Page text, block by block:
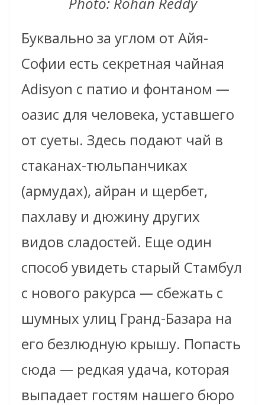
Буквально за углом от Айя-
Софии есть секретная чайная
Adisyon с патио и фонтаном —
оазис для человека, уставшего
от суеты. Здесь подают чай в
стаканах-тюльпанчиках
(армудах), айран и щербет,
пахлаву и дюжину других
видов сладостей. Еще один
способ увидеть старый Стамбул
с нового ракурса — сбежать с
шумных улиц Гранд-Базара на
его безлюдную крышу. Попасть
сюда — редкая удача, которая
выпадает гостям нашего бюро